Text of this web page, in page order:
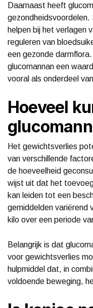
Daarnaast heeft
helpen bij het verlagen
reguleren van
een gezonde
glucomannan een
vooral als onderdeel
Hoeveel
Het gewichtsverlies
van verschillende
de hoeveelheid
wijst uit dat het
kan leiden tot een
gemiddelden variërend
kilo over een periode
Belangrijk is dat
voor gewichtsverlies
hulpmiddel dat, in
voldoende beweging,